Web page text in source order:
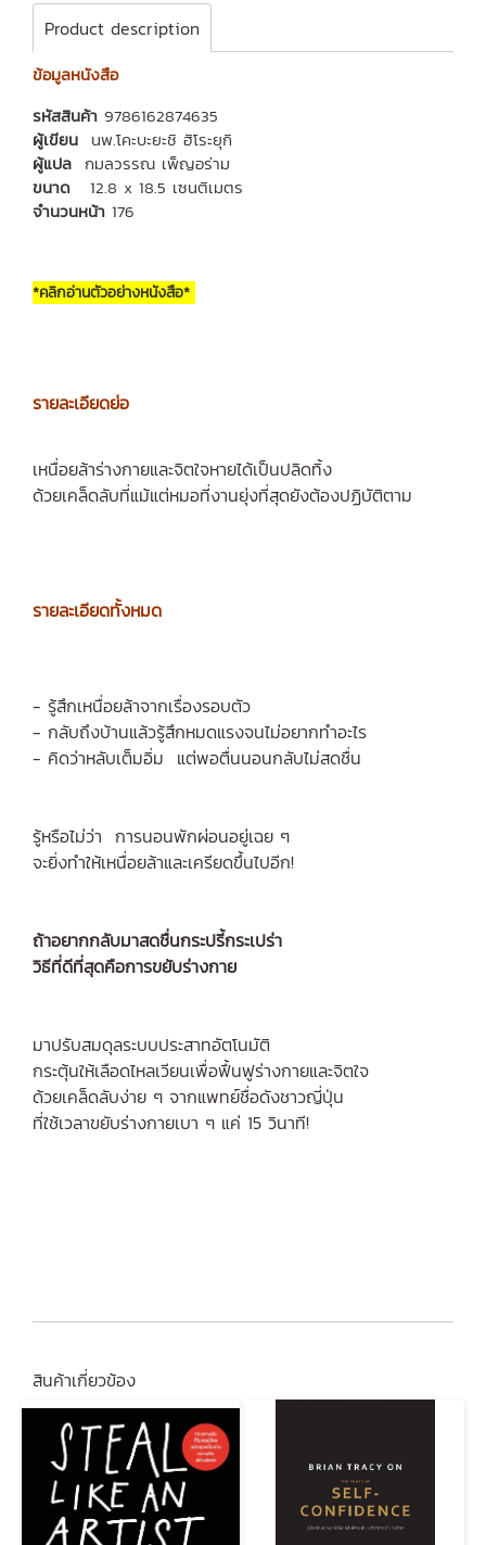
Product description
ข้อมูลหนังสือ
รหัสสินค้า 9786162874635
ผู้เขียน นพ.โคะบะยะชิ ฮิโระยุกิ
ผู้แปล กมลวรรณ เพ็ญอร่าม
ขนาด 12.8 x 18.5 เซนติเมตร
จำนวนหน้า 176
*คลิกอ่านตัวอย่างหนังสือ*
รายละเอียดย่อ
เหนื่อยล้าร่างกายและจิตใจหายได้เป็นปลิดทิ้ง
ด้วยเคล็ดลับที่แม้แต่หมอที่งานยุ่งที่สุดยังต้องปฏิบัติตาม
รายละเอียดทั้งหมด
- รู้สึกเหนื่อยล้าจากเรื่องรอบตัว
- กลับถึงบ้านแล้วรู้สึกหมดแรงจนไม่อยากทำอะไร
- คิดว่าหลับเต็มอิ่ม แต่พอตื่นนอนกลับไม่สดชื่น
รู้หรือไม่ว่า การนอนพักผ่อนอยู่เฉย ๆ
จะยิ่งทำให้เหนื่อยล้าและเครียดขึ้นไปอีก!
ถ้าอยากกลับมาสดชื่นกระปรี้กระเปร่า
วิธีที่ดีที่สุดคือการขยับร่างกาย
มาปรับสมดุลระบบประสาทอัตโนมัติ
กระตุ้นให้เลือดไหลเวียนเพื่อฟื้นฟูร่างกายและจิตใจ
ด้วยเคล็ดลับง่าย ๆ จากแพทย์ชื่อดังชาวญี่ปุ่น
ที่ใช้เวลาขยับร่างกายเบา ๆ แค่ 15 วินาที!
สินค้าเกี่ยวข้อง